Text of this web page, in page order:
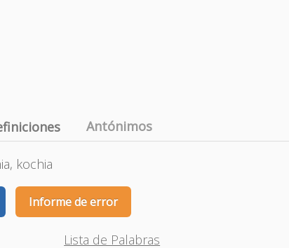
Antónimos
kochia
Informe de error
Lista de Palabras